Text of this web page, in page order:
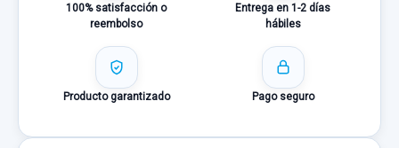
100% satisfacción o
reembolso
Entrega en 1-2 días
hábiles
Producto garantizado Pago seguro